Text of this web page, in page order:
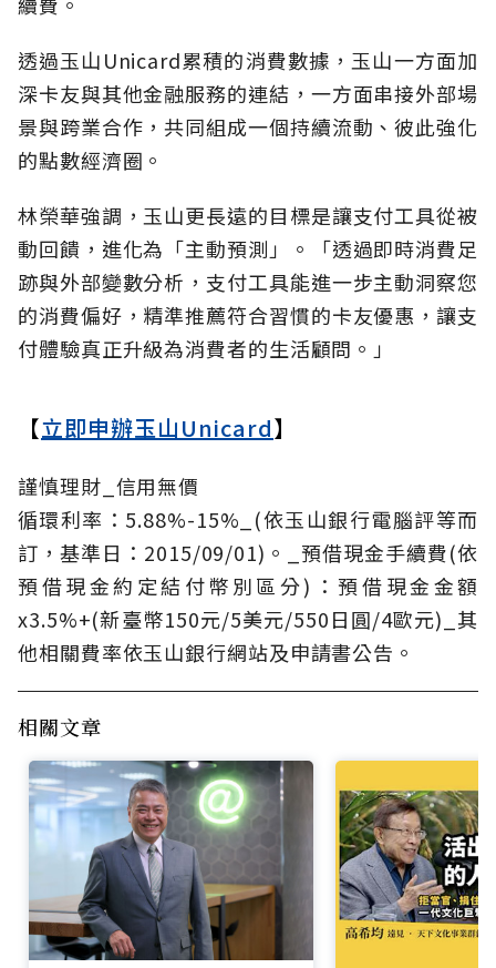
透過玉山Unicard累積的消費數據，玉山一方面加
深卡友與其他金融服務的連結，一方面串接外部場
景與跨業合作，共同組成一個持續流動、彼此強化
的點數經濟圈。
林榮華強調，玉山更長遠的目標是讓支付工具從被
動回饋，進化為「主動預測」。「透過即時消費足
跡與外部變數分析，支付工具能進一步主動洞察您
的消費偏好，精準推薦符合習慣的卡友優惠，讓支
付體驗真正升級為消費者的生活顧問。」
【立即申辦玉山Unicard】
謹慎理財_信用無價
循環利率：5.88%-15%_(依玉山銀行電腦評等而
訂，基準日：2015/09/01)。_預借現金手續費(依
預借現金約定結付幣別區分)：預借現金金額
x3.5%+(新臺幣150元/5美元/550日圓/4歐元)_其
他相關費率依玉山銀行網站及申請書公告。
相關文章